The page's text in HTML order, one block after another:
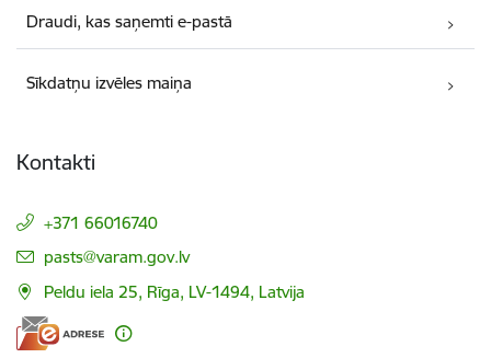
Draudi, kas saņemti e-pastā
Sīkdatņu izvēles maiņa
Kontakti
+371 66016740
E-pasts:
pasts@varam.gov.lv
Peldu iela 25, Rīga, LV-1494, Latvija